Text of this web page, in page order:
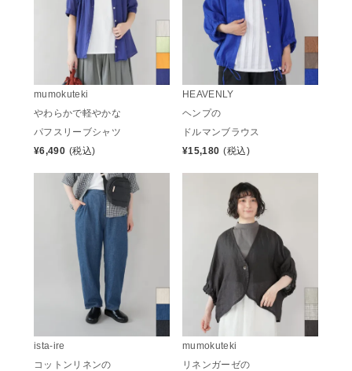
mumokuteki
やわらかで軽やかな
パフスリーブシャツ
¥6,490 (税込)
HEAVENLY
ヘンプの
ドルマンブラウス
¥15,180 (税込)
ista-ire
コットンリネンの
mumokuteki
リネンガーゼの